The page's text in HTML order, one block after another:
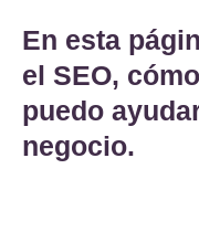
En esta
el SEO,
puedo
negocio.